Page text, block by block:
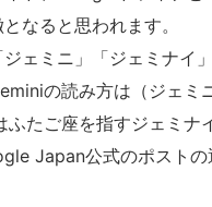
なると思われます。
ェミニ」「ジェミナイ
の読み方は（ジェミ
ふたご座を指すジェミナ
Japan公式のポストの